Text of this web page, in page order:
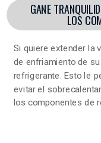
GANE
LOS
Si quiere extender la
de enfriamiento de
refrigerante. Esto le
evitar el
los componentes de